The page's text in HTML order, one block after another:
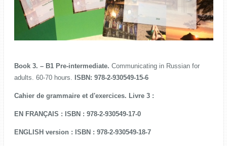
Book 3. – B1 Pre-intermediate. Communicating in Russian for
adults. 60-70 hours. ISBN: 978-2-930549-15-6
Cahier de grammaire et d'exercices. Livre 3 :
EN FRANÇAIS : ISBN : 978-2-930549-17-0
ENGLISH version : ISBN : 978-2-930549-18-7